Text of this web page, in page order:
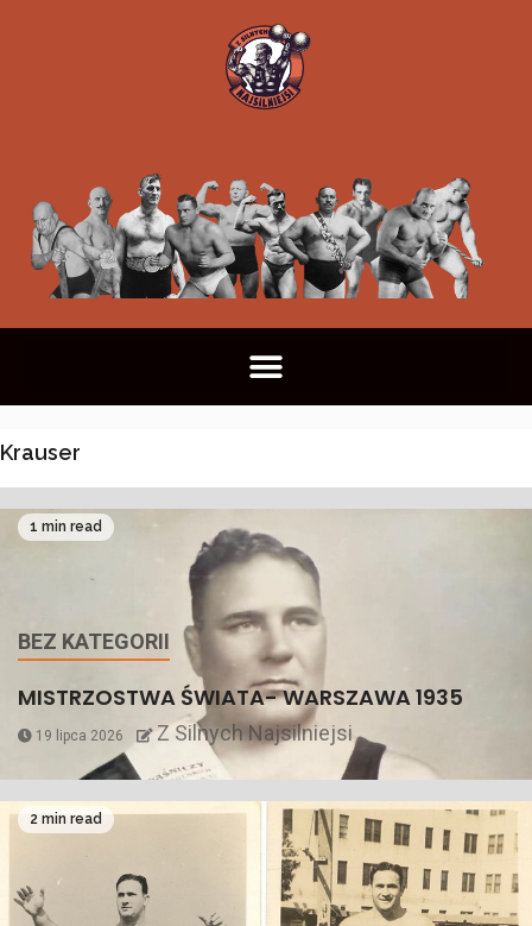
Krauser
1 min read
BEZ KATEGORII
MISTRZOSTWA ŚWIATA- WARSZAWA 1935
19 lipca 2026 Z Silnych Najsilniejsi
2 min read